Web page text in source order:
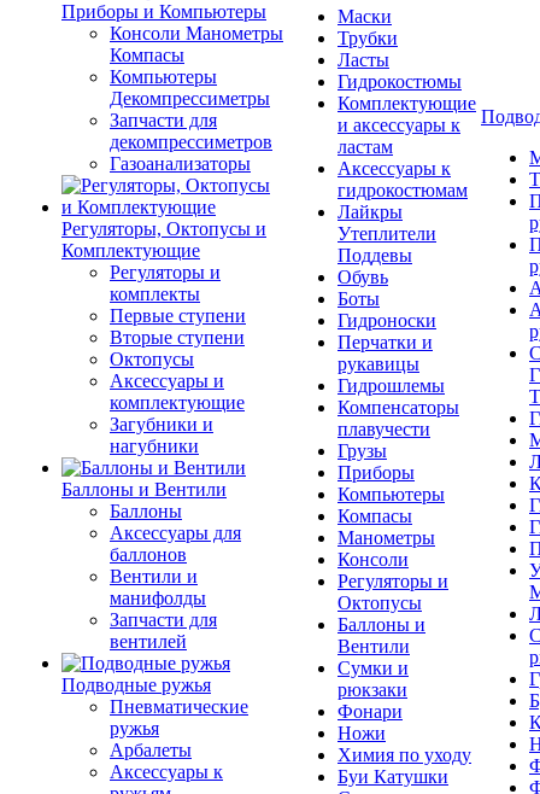
Приборы и Компьютеры
Консоли Манометры
Компасы
Компьютеры
Декомпрессиметры
Запчасти для
декомпрессиметров
Газоанализаторы
Регуляторы, Октопусы и
Комплектующие
Регуляторы и
комплекты
Первые ступени
Вторые ступени
Октопусы
Аксессуары и
комплектующие
Загубники и
нагубники
Баллоны и Вентили
Баллоны
Аксессуары для
баллонов
Вентили и
манифолды
Запчасти для
вентилей
Подводные ружья
Пневматические
ружья
Арбалеты
Аксессуары к
Маски
Трубки
Ласты
Гидрокостюмы
Комплектующие
и аксессуары к
ластам
Аксессуары к
гидрокостюмам
Лайкры
Утеплители
Поддевы
Обувь
Боты
Гидроноски
Перчатки и
рукавицы
Гидрошлемы
Компенсаторы
плавучести
Грузы
Приборы
Компьютеры
Компасы
Манометры
Консоли
Регуляторы и
Октопусы
Баллоны и
Вентили
Сумки и
рюкзаки
Фонари
Ножи
Химия по уходу
Буи Катушки